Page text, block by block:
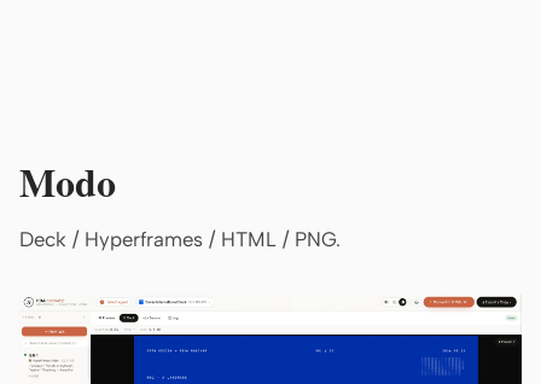
Modo
Deck / Hyperframes / HTML / PNG.